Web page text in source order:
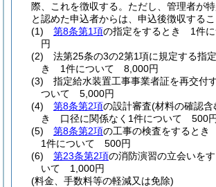
際、これを徴収する。 ただし、管理者が
と認めた申込者からは、申込後徴収するこ
(1)
第8条第1項の指定をするとき 1件
円
(2)
法第25条の3の2第1項に規定する指
き 1件について 8,000円
(3)
指定給水装置工事事業者証を再交付
ついて 5,000円
(4)
第8条第2項の設計審査(材料の確認含
き 口径に関係なく1件について 500円
(5)
第8条第2項の工事の検査をするとき
1件について 500円
(6)
第23条第2項の消防演習の立会いを
いて 1,000円
(料金、手数料等の軽減又は免除)